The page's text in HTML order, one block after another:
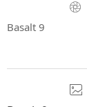
Basalt 9
ꁵ
ꂈ